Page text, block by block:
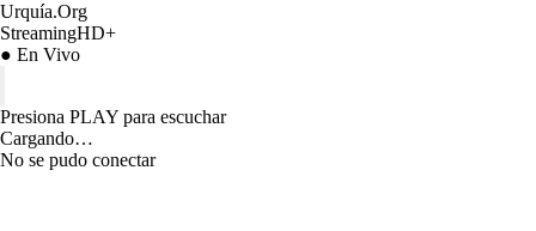
Urquía.Org
StreamingHD+
● En Vivo
Presiona PLAY para escuchar
Cargando…
No se pudo conectar